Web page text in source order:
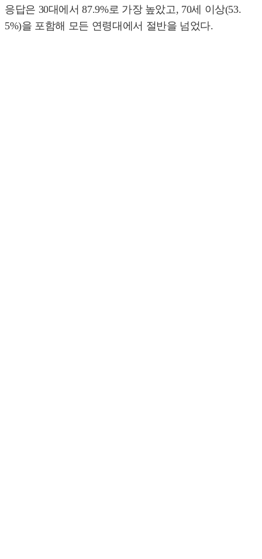
응답은 30대에서 87.9%로 가장 높았고, 70세 이상(53.
5%)을 포함해 모든 연령대에서 절반을 넘었다.